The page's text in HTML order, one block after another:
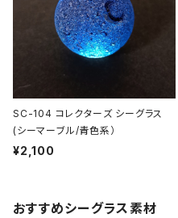
SC-104 コレクターズ シーグラス
(シーマーブル/青色系）
¥2,100
おすすめシーグラス素材